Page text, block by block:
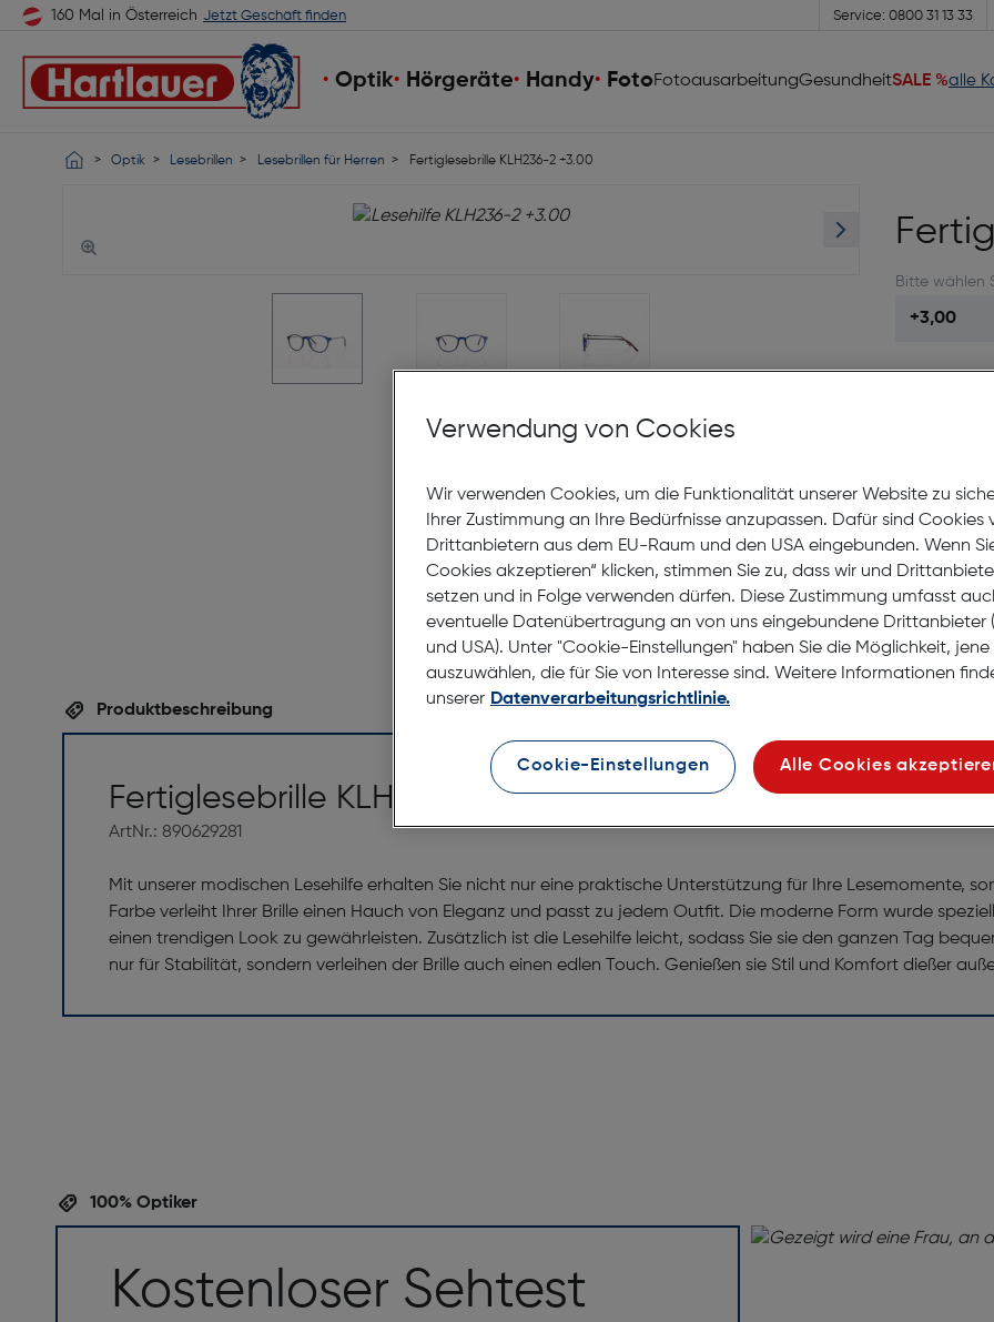
160 Mal in Österreich Jetzt Geschäft finden Service: 0800 31 13 33
Optik Hörgeräte Handy FotoFotoausarbeitungGesundheitSALE %alle
Optik Lesebrillen Lesebrillen für Herren Fertiglesebrille KLH236-2 +3.00
Bitte wählen
auf
Lagernd
Nach
Produktbeschreibung
Fertiglesebrille KLH236-2 +3.00
ArtNr.: 890629281
Mit unserer modischen Lesehilfe erhalten Sie nicht nur eine praktische Unterstützung für Ihre Lesemomente,
Farbe verleiht Ihrer Brille einen Hauch von Eleganz und passt zu jedem Outfit. Die moderne Form wurde
einen trendigen Look zu gewährleisten. Zusätzlich ist die Lesehilfe leicht, sodass Sie sie den ganzen Tag
nur für Stabilität, sondern verleihen der Brille auch einen edlen Touch. Genießen sie Stil und Komfort dießer
100% Optiker
Kostenloser Sehtest
Verwendung von Cookies
Wir verwenden Cookies, um die Funktionalität unserer Website zu
Ihrer Zustimmung an Ihre Bedürfnisse anzupassen. Dafür sind Cookies
Drittanbietern aus dem EU-Raum und den USA eingebunden. Wenn
Cookies akzeptieren“ klicken, stimmen Sie zu, dass wir und
setzen und in Folge verwenden dürfen. Diese Zustimmung umfasst
eventuelle Datenübertragung an von uns eingebundene Drittanbieter
und USA). Unter "Cookie-Einstellungen" haben Sie die Möglichkeit,
auszuwählen, die für Sie von Interesse sind. Weitere Informationen
unserer Datenverarbeitungsrichtlinie.
Cookie-Einstellungen Alle Cookies